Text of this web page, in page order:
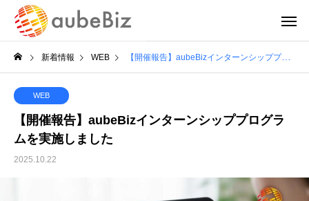
新着情報 WEB 【開催報告】aubeBizインターンシッププログラムを実施しました
WEB
【開催報告】aubeBizインターンシッププログラ
ムを実施しました
2025.10.22